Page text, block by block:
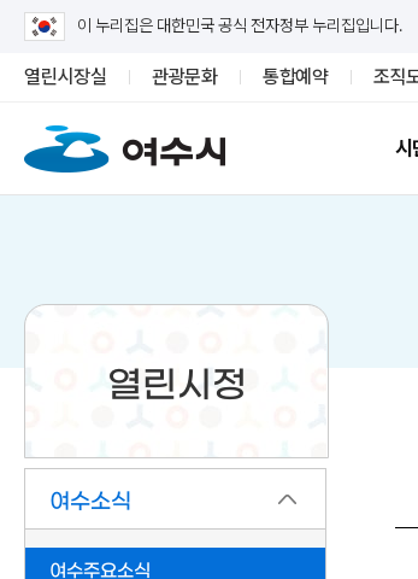
이 누리집은 대한민국 공식 전자정부 누리집입니다.
열린시장실 관광문화 통합예약 조직
시
열린시정
여수소식
여수주요소식